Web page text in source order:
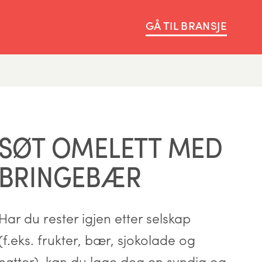
GÅ TIL BRANSJE
OMELETT MED
du rester igjen etter selskap
frukter, bær, sjokolade og